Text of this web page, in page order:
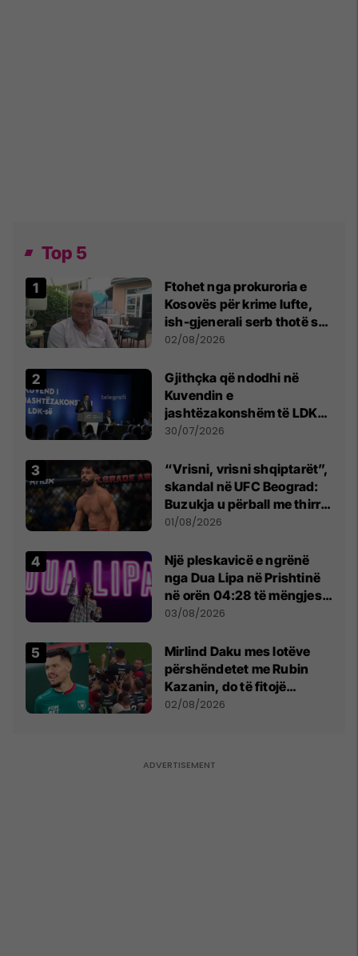
Top 5
Ftohet nga prokuroria e
Kosovës për krime lufte,
ish-gjenerali serb thotë se
dikush e tradhtoi në
02/08/2026
Gjithçka që ndodhi në
Kuvendin e
jashtëzakonshëm të LDK-
së
30/07/2026
“Vrisni, vrisni shqiptarët”,
skandal në UFC Beograd:
Buzukja u përball me thirrje
anti-shqiptare nga
01/08/2026
Një pleskavicë e ngrënë
nga Dua Lipa në Prishtinë
në orën 04:28 të mëngjesit
- dhe bota digjitale serbe
03/08/2026
Mirlind Daku mes lotëve
përshëndetet me Rubin
Kazanin, do të fitojë
miliona te Spartak Moska
02/08/2026